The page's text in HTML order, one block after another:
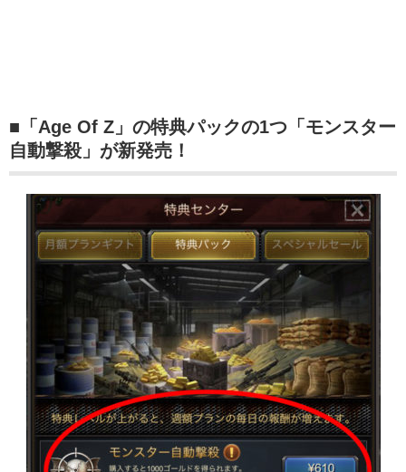
■「Age Of Z」の特典パックの1つ「モンスター
自動撃殺」が新発売！